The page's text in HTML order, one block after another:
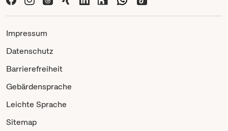
Impressum
Datenschutz
Barrierefreiheit
Gebärdensprache
Leichte Sprache
Sitemap